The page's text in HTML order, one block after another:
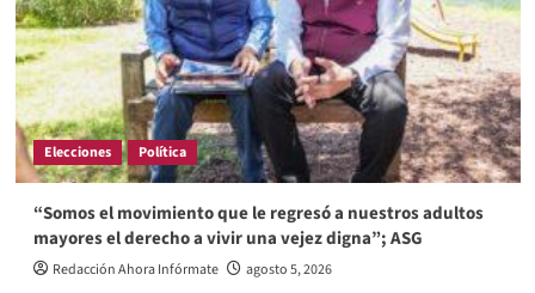
Elecciones Política
“Somos el movimiento que le regresó a nuestros adultos
mayores el derecho a vivir una vejez digna”; ASG
Redacción Ahora Infórmate agosto 5, 2026